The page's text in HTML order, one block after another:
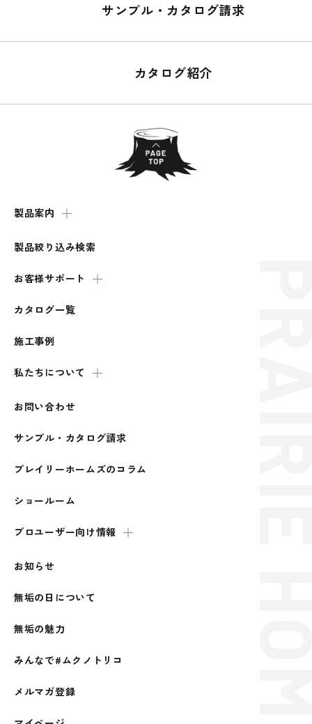
サンプル・カタログ請求
カタログ紹介
製品案内
製品絞り込み検索
お客様サポート
カタログ一覧
施工事例
私たちについて
お問い合わせ
サンプル・カタログ請求
プレイリーホームズのコラム
ショールーム
プロユーザー向け情報
お知らせ
無垢の日について
無垢の魅力
みんなで#ムクノトリコ
メルマガ登録